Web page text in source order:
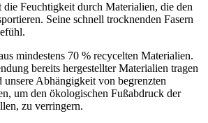
Feuchtigkeit durch Materialien, die den
Seine schnell trocknenden Fasern
mindestens 70 % recycelten Materialien.
bereits hergestellter Materialien tragen
Abhängigkeit von begrenzten
um den ökologischen Fußabdruck der
zu verringern.